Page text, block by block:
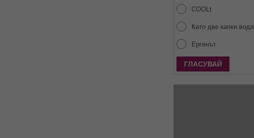
COOLt
Като две капки вода
Ергенът